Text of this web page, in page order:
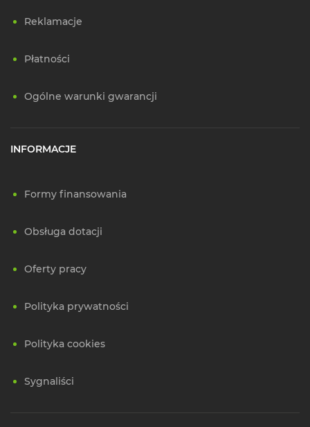
Reklamacje
Płatności
Ogólne warunki gwarancji
INFORMACJE
Formy finansowania
Obsługa dotacji
Oferty pracy
Polityka prywatności
Polityka cookies
Sygnaliści